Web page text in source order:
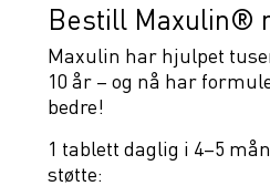
Bestill Maxulin®
Maxulin har hjulpet
10 år – og nå har
bedre!
1 tablett daglig i 4–5
støtte: